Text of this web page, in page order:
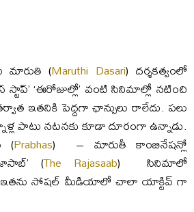
మారుతి (Maruthi Dasari) దర్శకత్వంలో
స్టాప్’ ‘ఈరోజుల్లో’ వంటి సినిమాల్లో నటించి
ఇతనికి పెద్దగా ఛాన్సులు రాలేదు. పలు
పాటు నటనకు కూడా దూరంగా ఉన్నాడు.
(Prabhas) – మారుతీ కాంబినేషన్లో
(The Rajasaab) సినిమాలో
ఇతను సోషల్ మీడియాలో చాలా యాక్టివ్ గా